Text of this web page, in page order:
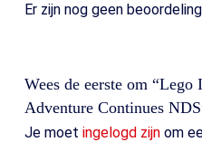
Er zijn nog geen
Wees de eerste om “Lego
Adventure Continues
Je moet ingelogd zijnom